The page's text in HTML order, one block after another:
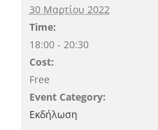
30 Μαρτίου 2022
Time:
18:00 - 20:30
Cost:
Free
Event Category:
Εκδήλωση